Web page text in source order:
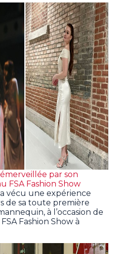
par son
FSA Fashion Show
vécu une expérience
de sa toute première
à l’occasion de
Fashion Show à